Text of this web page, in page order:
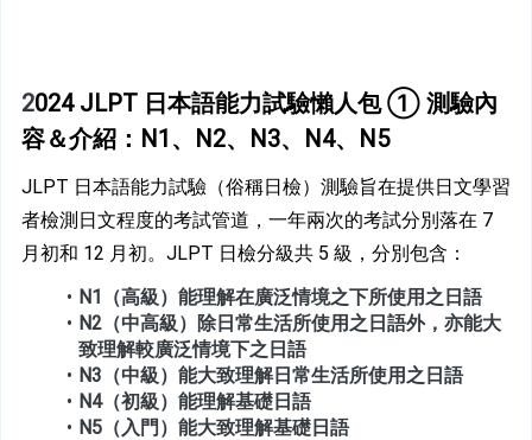
2024 JLPT 日本語能力試驗懶人包 ① 測驗內
容＆介紹：N1、N2、N3、N4、N5
JLPT 日本語能力試驗（俗稱日檢）測驗旨在提供日文學習
者檢測日文程度的考試管道，一年兩次的考試分別落在 7
月初和 12 月初。JLPT 日檢分級共 5 級，分別包含：
N1（高級）能理解在廣泛情境之下所使用之日語
N2（中高級）除日常生活所使用之日語外，亦能大
致理解較廣泛情境下之日語
N3（中級）能大致理解日常生活所使用之日語
N4（初級）能理解基礎日語
N5（入門）能大致理解基礎日語